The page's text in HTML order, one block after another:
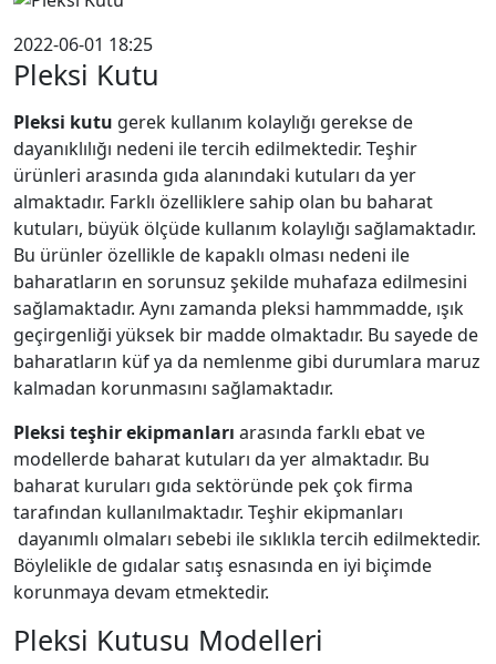
2022-06-01 18:25
Pleksi Kutu
Pleksi kutu gerek kullanım kolaylığı gerekse de
dayanıklılığı nedeni ile tercih edilmektedir. Teşhir
ürünleri arasında gıda alanındaki kutuları da yer
almaktadır. Farklı özelliklere sahip olan bu baharat
kutuları, büyük ölçüde kullanım kolaylığı sağlamaktadır.
Bu ürünler özellikle de kapaklı olması nedeni ile
baharatların en sorunsuz şekilde muhafaza edilmesini
sağlamaktadır. Aynı zamanda pleksi hammmadde, ışık
geçirgenliği yüksek bir madde olmaktadır. Bu sayede de
baharatların küf ya da nemlenme gibi durumlara maruz
kalmadan korunmasını sağlamaktadır.
Pleksi teşhir ekipmanları arasında farklı ebat ve
modellerde baharat kutuları da yer almaktadır. Bu
baharat kuruları gıda sektöründe pek çok firma
tarafından kullanılmaktadır. Teşhir ekipmanları
dayanımlı olmaları sebebi ile sıklıkla tercih edilmektedir.
Böylelikle de gıdalar satış esnasında en iyi biçimde
korunmaya devam etmektedir.
Pleksi Kutusu Modelleri